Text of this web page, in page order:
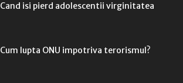
Cand isi pierd adolescentii virginitatea
Cum lupta ONU impotriva terorismul?